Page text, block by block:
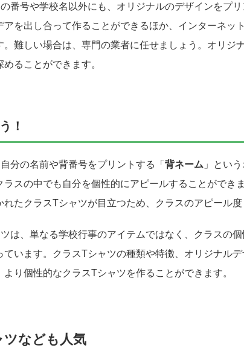
番号や学校名以外にも、オリジナルのデザインをプ
を出し合って作ることができるほか、インターネッ
難しい場合は、専門の業者に任せましょう。オリジ
ることができます。
！
分の名前や背番号をプリントする「 背ネーム 」とい
ラスの中でも自分を個性的にアピールすることができ
たクラスTシャツが目立つため、クラスのアピール度
は、単なる学校行事のアイテムではなく、クラスの
ています。クラスTシャツの種類や特徴、オリジナル
り個性的なクラスTシャツを作ることができます。
なども人気